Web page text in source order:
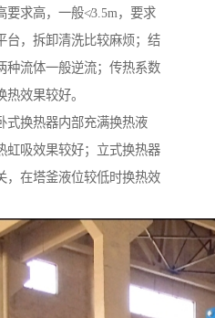
要求高，一般≮3.5m，要求
台，拆卸清洗比较麻烦；结
种流体一般逆流；传热系数
效果较好。
式换热器内部充满换热液
虹吸效果较好；立式换热器
，在塔釜液位较低时换热效